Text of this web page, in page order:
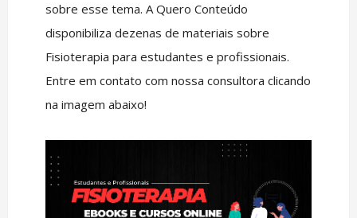
sobre esse tema. A Quero Conteúdo
disponibiliza dezenas de materiais sobre
Fisioterapia para estudantes e profissionais.
Entre em contato com nossa consultora clicando
na imagem abaixo!